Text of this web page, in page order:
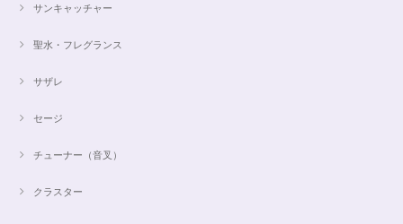
サンキャッチャー
聖水・フレグランス
サザレ
セージ
チューナー（音叉）
クラスター